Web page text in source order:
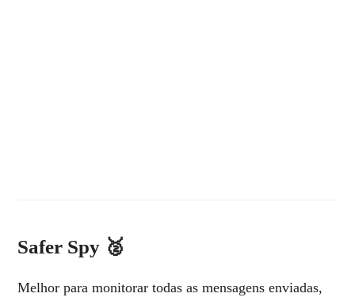
Safer Spy 🥈
Melhor para monitorar todas as mensagens enviadas,